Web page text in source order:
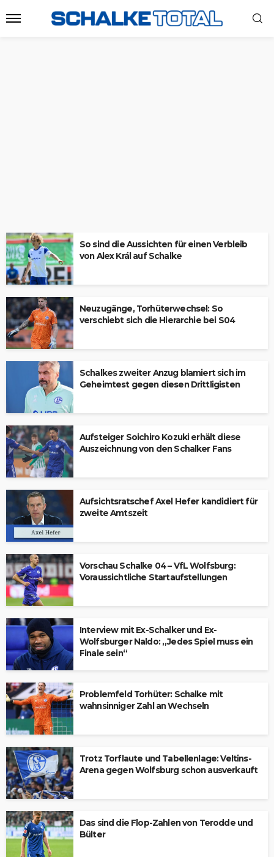
So sind die Aussichten für einen Verbleib
von Alex Král auf Schalke
Neuzugänge, Torhüterwechsel: So
verschiebt sich die Hierarchie bei S04
Schalkes zweiter Anzug blamiert sich im
Geheimtest gegen diesen Drittligisten
Aufsteiger Soichiro Kozuki erhält diese
Auszeichnung von den Schalker Fans
Aufsichtsratschef Axel Hefer kandidiert für
zweite Amtszeit
Vorschau Schalke 04 – VfL Wolfsburg:
Voraussichtliche Startaufstellungen
Interview mit Ex-Schalker und Ex-
Wolfsburger Naldo: „Jedes Spiel muss ein
Finale sein“
Problemfeld Torhüter: Schalke mit
wahnsinniger Zahl an Wechseln
Trotz Torflaute und Tabellenlage: Veltins-
Arena gegen Wolfsburg schon ausverkauft
Das sind die Flop-Zahlen von Terodde und
Bülter